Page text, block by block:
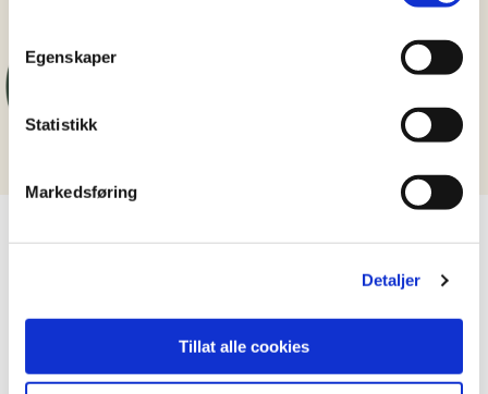
Egenskaper
Statistikk
Markedsføring
Detaljer
Tillat alle cookies